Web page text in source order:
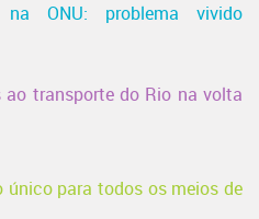
ONU: problema vivido
transporte do Rio na volta
para todos os meios de